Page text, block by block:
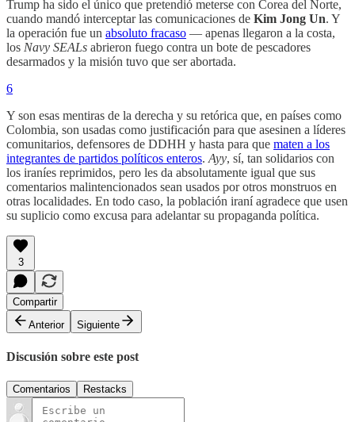
Trump ha sido el único que pretendió meterse con Corea del Norte,
cuando mandó interceptar las comunicaciones de Kim Jong Un. Y
la operación fue un absoluto fracaso — apenas llegaron a la costa,
los Navy SEALs abrieron fuego contra un bote de pescadores
desarmados y la misión tuvo que ser abortada.
6
Y son esas mentiras de la derecha y su retórica que, en países como
Colombia, son usadas como justificación para que asesinen a líderes
comunitarios, defensores de DDHH y hasta para que maten a los
integrantes de partidos políticos enteros. Ayy, sí, tan solidarios con
los iraníes reprimidos, pero les da absolutamente igual que sus
comentarios malintencionados sean usados por otros monstruos en
otras localidades. En todo caso, la población iraní agradece que usen
su suplicio como excusa para adelantar su propaganda política.
3
Compartir
Anterior
Siguiente
Discusión sobre este post
Comentarios Restacks